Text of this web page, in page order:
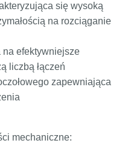
się wysoką
na rozciąganie
na efektywniejsze
liczbą łączeń
zapewniająca
mechaniczne: